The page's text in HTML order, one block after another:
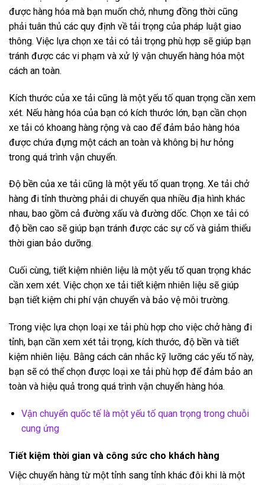
được hàng hóa mà bạn muốn chở, nhưng đồng thời cũng
phải tuân thủ các quy định về tải trọng của pháp luật giao
thông. Việc lựa chọn xe tải có tải trọng phù hợp sẽ giúp bạn
tránh được các vi phạm và xử lý vận chuyển hàng hóa một
cách an toàn.
Kích thước của xe tải cũng là một yếu tố quan trọng cần xem
xét. Nếu hàng hóa của bạn có kích thước lớn, bạn cần chọn
xe tải có khoang hàng rộng và cao để đảm bảo hàng hóa
được chứa đựng một cách an toàn và không bị hư hỏng
trong quá trình vận chuyển.
Độ bền của xe tải cũng là một yếu tố quan trọng. Xe tải chở
hàng đi tỉnh thường phải di chuyển qua nhiều địa hình khác
nhau, bao gồm cả đường xấu và đường dốc. Chọn xe tải có
độ bền cao sẽ giúp bạn tránh được các sự cố và giảm thiểu
thời gian bảo dưỡng.
Cuối cùng, tiết kiệm nhiên liệu là một yếu tố quan trọng khác
cần xem xét. Việc chọn xe tải tiết kiệm nhiên liệu sẽ giúp
bạn tiết kiệm chi phí vận chuyển và bảo vệ môi trường.
Trong việc lựa chọn loại xe tải phù hợp cho việc chở hàng đi
tỉnh, bạn cần xem xét tải trọng, kích thước, độ bền và tiết
kiệm nhiên liệu. Bằng cách cân nhắc kỹ lưỡng các yếu tố này,
bạn sẽ có thể chọn được loại xe tải phù hợp để đảm bảo an
toàn và hiệu quả trong quá trình vận chuyển hàng hóa.
Vận chuyển quốc tế là một yếu tố quan trọng trong chuỗi
cung ứng
Tiết kiệm thời gian và công sức cho khách hàng
Việc chuyển hàng từ một tỉnh sang tỉnh khác đôi khi là một